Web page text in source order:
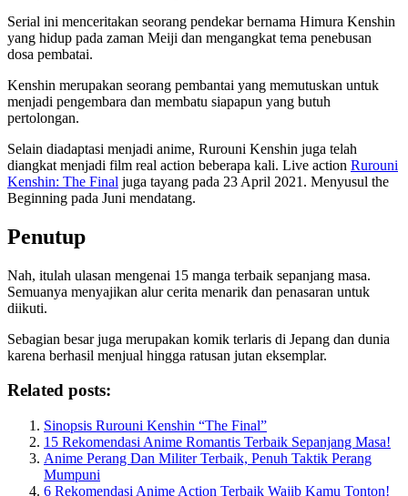
Serial ini menceritakan seorang pendekar bernama Himura Kenshin
yang hidup pada zaman Meiji dan mengangkat tema penebusan
dosa pembatai.
Kenshin merupakan seorang pembantai yang memutuskan untuk
menjadi pengembara dan membatu siapapun yang butuh
pertolongan.
Selain diadaptasi menjadi anime, Rurouni Kenshin juga telah
diangkat menjadi film real action beberapa kali. Live action Rurouni
Kenshin: The Final juga tayang pada 23 April 2021. Menyusul the
Beginning pada Juni mendatang.
Penutup
Nah, itulah ulasan mengenai 15 manga terbaik sepanjang masa.
Semuanya menyajikan alur cerita menarik dan penasaran untuk
diikuti.
Sebagian besar juga merupakan komik terlaris di Jepang dan dunia
karena berhasil menjual hingga ratusan jutan eksemplar.
Related posts:
Sinopsis Rurouni Kenshin “The Final”
15 Rekomendasi Anime Romantis Terbaik Sepanjang Masa!
Anime Perang Dan Militer Terbaik, Penuh Taktik Perang
Mumpuni
6 Rekomendasi Anime Action Terbaik Wajib Kamu Tonton!